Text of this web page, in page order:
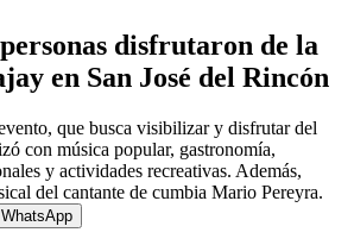
disfrutaron de la
en San José del Rincón
que busca visibilizar y disfrutar del
con música popular, gastronomía,
y actividades recreativas. Además,
del cantante de cumbia Mario Pereyra.
WhatsApp